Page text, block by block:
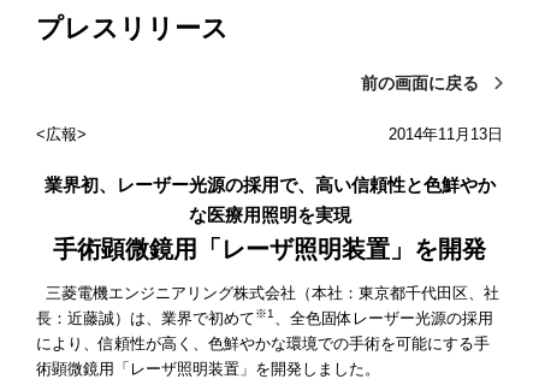
プレスリリース
前の画面に戻る
広報 2014年11月13日
業界初、レーザー光源の採用で、高い信頼性と色鮮やか
な医療用照明を実現
手術顕微鏡用「レーザ照明装置」を開発
三菱電機エンジニアリング株式会社（本社：東京都千代田区、社
長：近藤誠）は、業界で初めて※1、全色固体レーザー光源の採用
により、信頼性が高く、色鮮やかな環境での手術を可能にする手
術顕微鏡用「レーザ照明装置」を開発しました。